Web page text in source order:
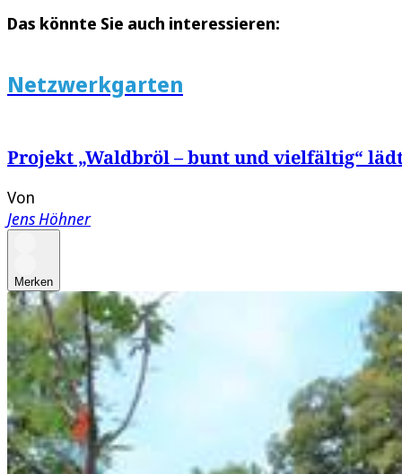
Das könnte Sie auch interessieren:
Netzwerkgarten
Projekt „Waldbröl – bunt und vielfältig“
Von
Jens Höhner
Merken